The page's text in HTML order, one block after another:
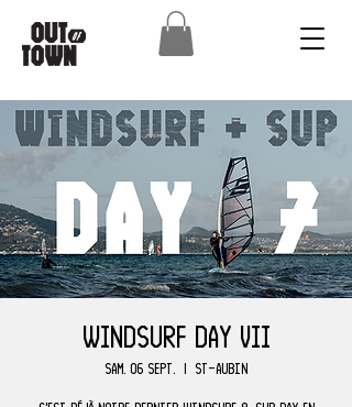
Windsurf Day VII
sam. 06 sept. St-Aubin